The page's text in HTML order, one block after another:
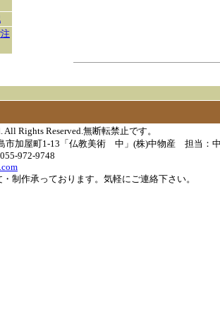
All Rights Reserved.無断転禁止です。
市加屋町1-13「仏教美術 中」(株)中物産 担当：
972-9748
制作承っております。気軽にご連絡下さい。